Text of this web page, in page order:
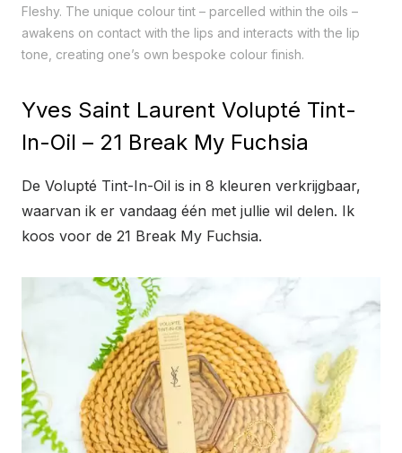
Fleshy. The unique colour tint – parcelled within the oils –
awakens on contact with the lips and interacts with the lip
tone, creating one’s own bespoke colour finish.
Yves Saint Laurent Volupté Tint-
In-Oil – 21 Break My Fuchsia
De Volupté Tint-In-Oil is in 8 kleuren verkrijgbaar,
waarvan ik er vandaag één met jullie wil delen. Ik
koos voor de 21 Break My Fuchsia.